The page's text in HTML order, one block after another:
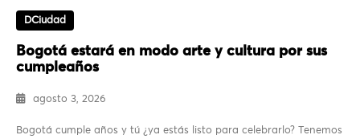
DCiudad
Bogotá estará en modo arte y cultura por sus
cumpleaños
agosto 3, 2026
Bogotá cumple años y tú ¿ya estás listo para celebrarlo? Tenemos